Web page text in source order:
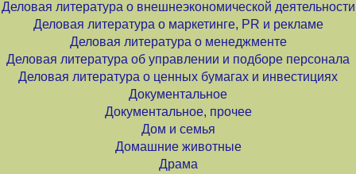
Деловая литература о внешнеэкономической деятельности
Деловая литература о маркетинге, PR и рекламе
Деловая литература о менеджменте
Деловая литература об управлении и подборе персонала
Деловая литература о ценных бумагах и инвестициях
Документальное
Документальное, прочее
Дом и семья
Домашние животные
Драма